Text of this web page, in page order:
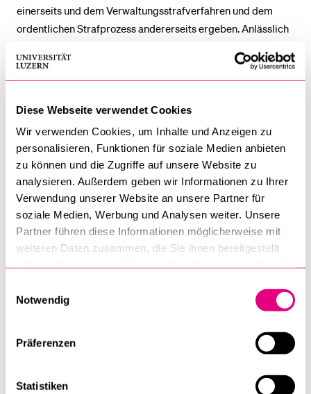
Diese Webseite verwendet Cookies
Wir verwenden Cookies, um Inhalte und Anzeigen zu
personalisieren, Funktionen für soziale Medien anbieten
zu können und die Zugriffe auf unsere Website zu
analysieren. Außerdem geben wir Informationen zu Ihrer
Verwendung unserer Website an unsere Partner für
soziale Medien, Werbung und Analysen weiter. Unsere
Partner führen diese Informationen möglicherweise mit
weiteren Daten zusammen, die Sie ihnen bereitgestellt
Notwendig
Präferenzen
Statistiken
einerseits und dem Ver­wal­tungs­straf­ver­fah­ren und dem
ordentlichen Strafprozess andererseits ergeben. Anlässlich
Vertreter aus Wissenschaft und Praxis gemeinsam zu Wort
gekommen und haben nach Antworten auf offenen Fragen
der Wissenschaft folgt die Perspektive der Praxis, wobei
zwei Strafverfolger, ein Strafverteidiger sowie ein Richter
des Bundes­straf­ge­richts vom rechtlich anspruchsvollen
Umgang mit dem Verwaltungsstrafgesetz berichten und
ausführliche Ansätze für die Bewältigung der
angesprochenen Probleme entwickeln.
André Haiböck
Förderung: